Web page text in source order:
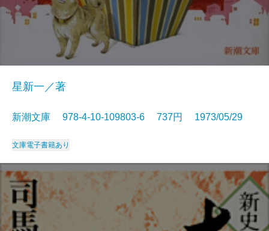
星新一／著
新潮文庫 978-4-10-109803-6 737円 1973/05/29
文庫電子書籍あり